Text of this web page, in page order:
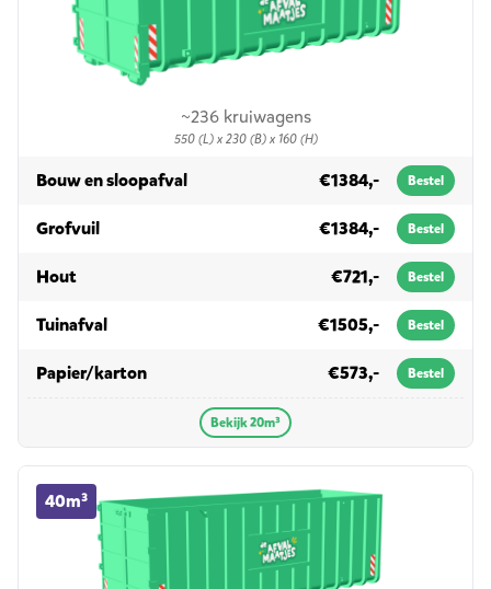
~236 kruiwagens
550 (L) x 230 (B) x 160 (H)
Bouw en sloopafvalin 20m³ €1384,- Bestel
Grofvuilin 20m³ €1384,- Bestel
Houtin 20m³ €721,- Bestel
Tuinafvalin 20m³ €1505,- Bestel
Papier/kartonin 20m³ €573,- Bestel
Bekijk 20m³
40m³
40m³ container huren